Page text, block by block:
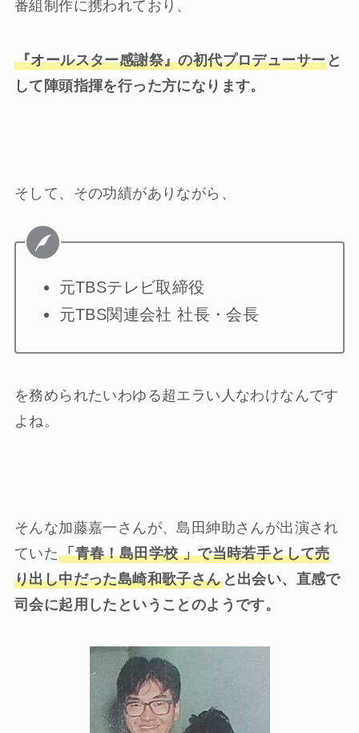
番組制作に携われており、
『オールスター感謝祭』の初代プロデューサー と
して陣頭指揮を行った方になります。
そして、その功績がありながら、
元TBSテレビ取締役
元TBS関連会社 社長・会長
を務められたいわゆる超エラい人なわけなんです
よね。
そんな加藤嘉一さんが、島田紳助さんが出演され
ていた「青春！島田学校 」で当時若手として売
り出し中だった島崎和歌子さんと出会い、直感で
司会に起用したということのようです。